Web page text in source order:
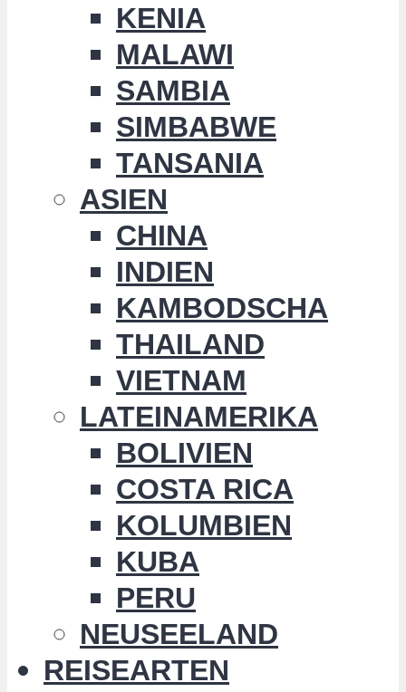
KENIA
MALAWI
SAMBIA
SIMBABWE
TANSANIA
ASIEN
CHINA
INDIEN
KAMBODSCHA
THAILAND
VIETNAM
LATEINAMERIKA
BOLIVIEN
COSTA RICA
KOLUMBIEN
KUBA
PERU
NEUSEELAND
REISEARTEN